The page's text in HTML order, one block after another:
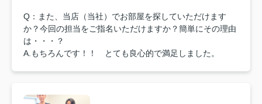
Q：また、当店（当社）でお部屋を探していただけます
か？今回の担当をご指名いただけますか？簡単にその理由
は・・・？
A.もちろんです！！ とても良心的で満足しました。